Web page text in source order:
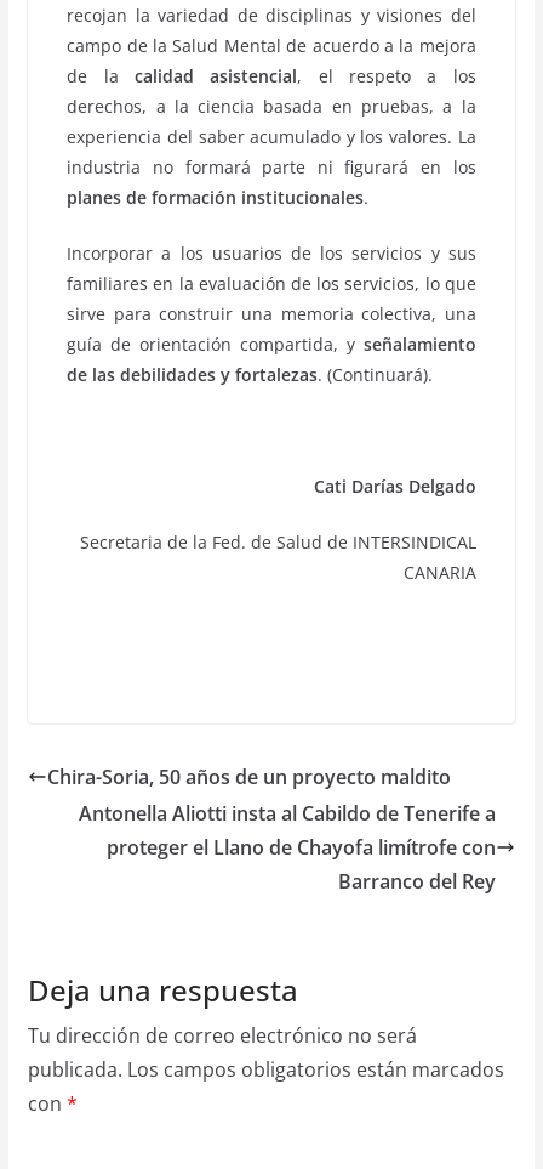
recojan la variedad de disciplinas y visiones del
campo de la Salud Mental de acuerdo a la mejora
de la calidad asistencial, el respeto a los
derechos, a la ciencia basada en pruebas, a la
experiencia del saber acumulado y los valores. La
industria no formará parte ni figurará en los
planes de formación institucionales.
Incorporar a los usuarios de los servicios y sus
familiares en la evaluación de los servicios, lo que
sirve para construir una memoria colectiva, una
guía de orientación compartida, y señalamiento
de las debilidades y fortalezas. (Continuará).
Cati Darías Delgado
Secretaria de la Fed. de Salud de INTERSINDICAL
CANARIA
Chira-Soria, 50 años de un proyecto maldito
Antonella Aliotti insta al Cabildo de Tenerife a
proteger el Llano de Chayofa limítrofe con
Barranco del Rey
Deja una respuesta
Tu dirección de correo electrónico no será
publicada. Los campos obligatorios están marcados
con *